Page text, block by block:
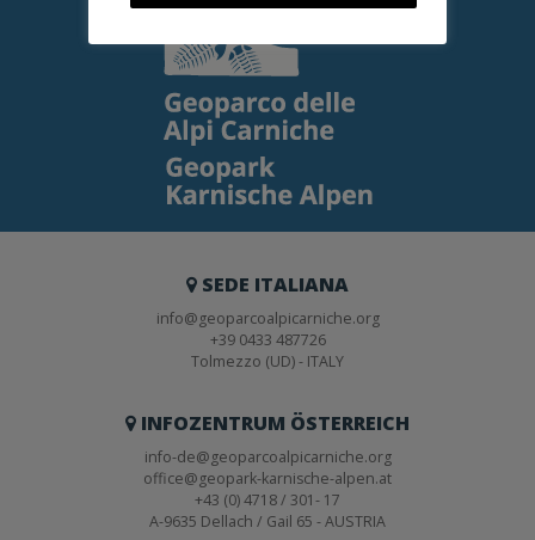
SEDE ITALIANA
info@geoparcoalpicarniche.org
+39 0433 487726
Tolmezzo (UD) - ITALY
INFOZENTRUM ÖSTERREICH
info-de@geoparcoalpicarniche.org
office@geopark-karnische-alpen.at
+43 (0) 4718 / 301- 17
A-9635 Dellach / Gail 65 - AUSTRIA